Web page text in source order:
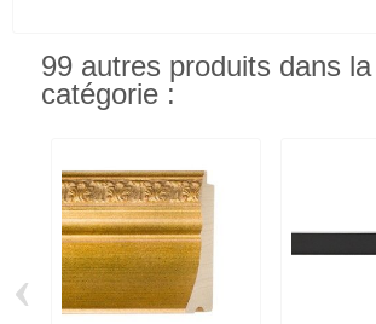
99 autres produits dans
catégorie :
‹